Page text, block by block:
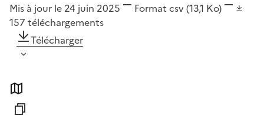
Mis à jour le 24 juin 2025 Format csv(13,1 Ko)
157 téléchargements
Télécharger